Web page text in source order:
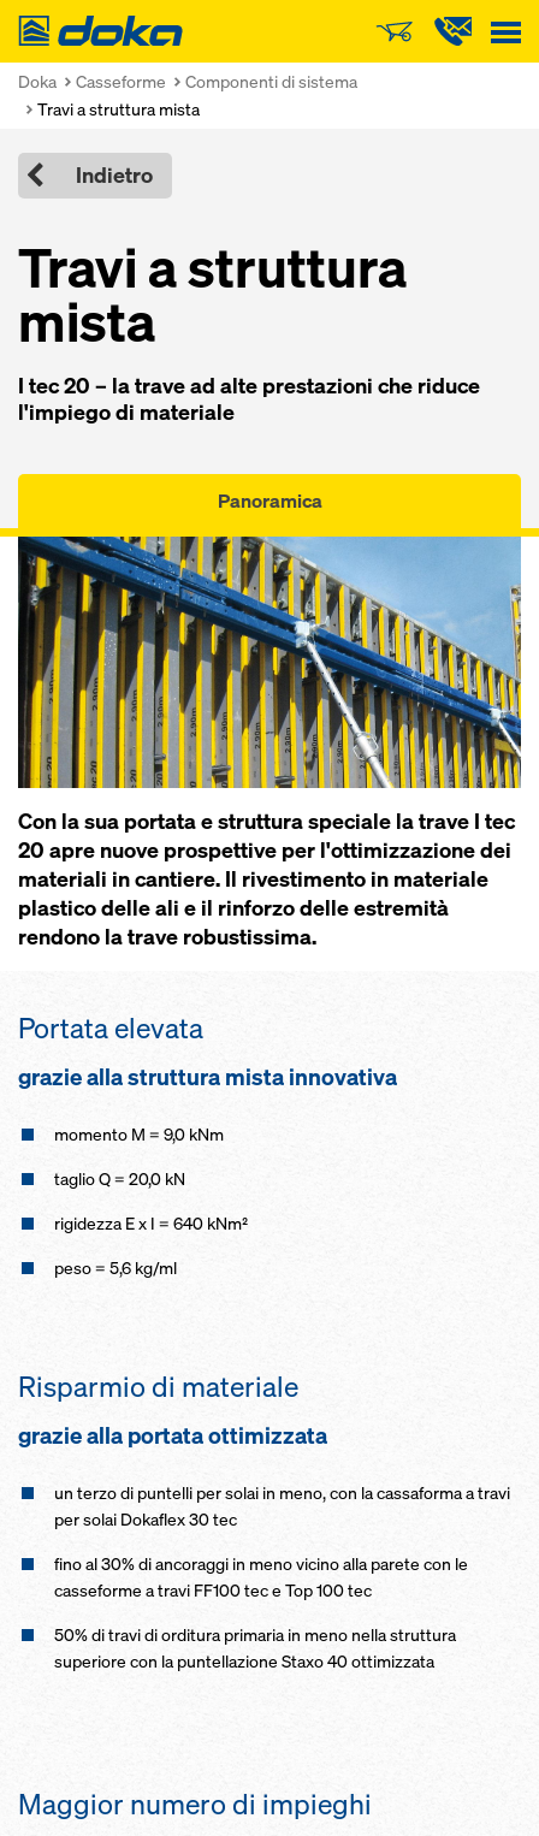
Doka
Doka Casseforme
Componenti di sistema
Travi a struttura mista
Indietro
Travi a struttura
mista
I tec 20 – la trave ad alte prestazioni che riduce
l'impiego di materiale
Panoramica
Con la sua portata e struttura speciale la trave I tec
20 apre nuove prospettive per l'ottimizzazione dei
materiali in cantiere. Il rivestimento in materiale
plastico delle ali e il rinforzo delle estremità
rendono la trave robustissima.
Portata elevata
grazie alla struttura mista innovativa
momento M = 9,0 kNm
taglio Q = 20,0 kN
rigidezza E x I = 640 kNm²
peso = 5,6 kg/ml
Risparmio di materiale
grazie alla portata ottimizzata
un terzo di puntelli per solai in meno, con la cassaforma a travi
per solai Dokaflex 30 tec
fino al 30% di ancoraggi in meno vicino alla parete con le
casseforme a travi FF100 tec e Top 100 tec
50% di travi di orditura primaria in meno nella struttura
superiore con la puntellazione Staxo 40 ottimizzata
Maggior numero di impieghi